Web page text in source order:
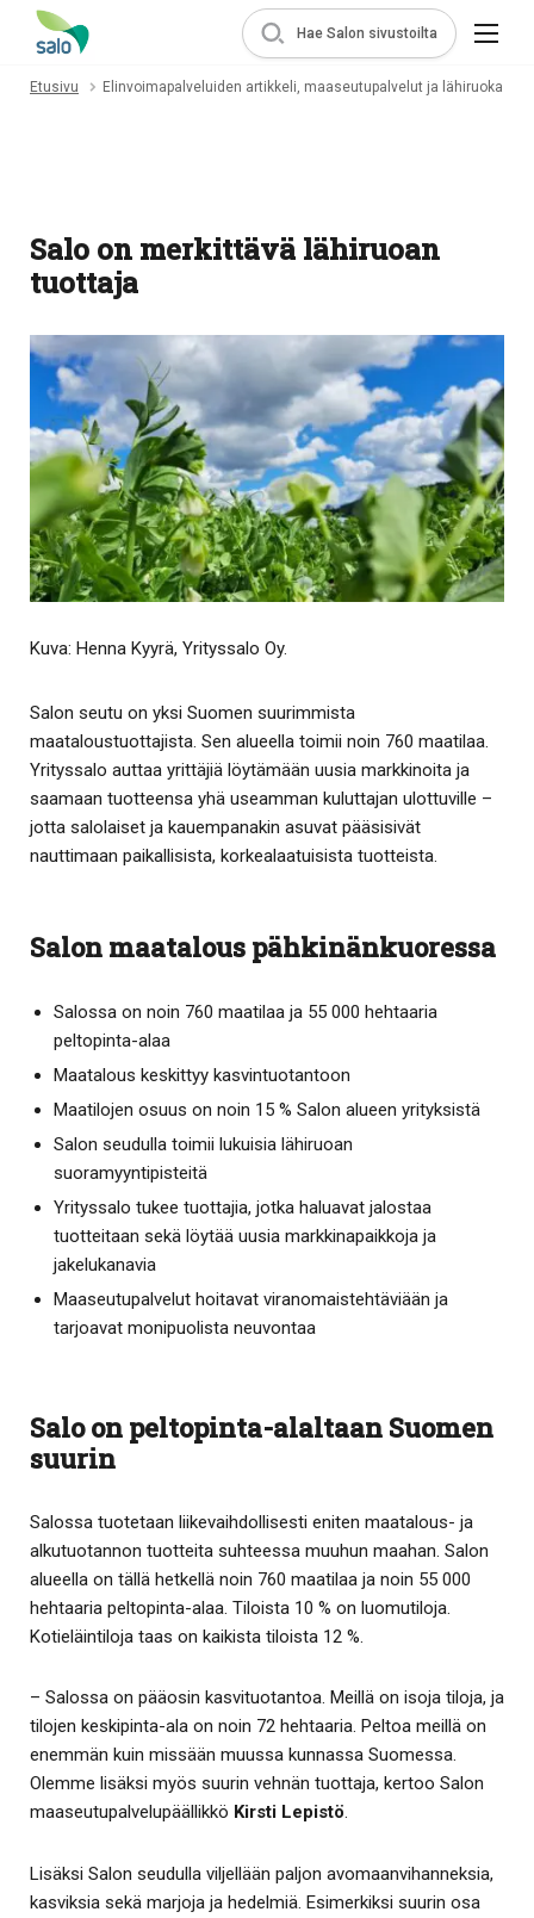
Hae Salon sivustoilta
Etusivu Elinvoimapalveluiden artikkeli, maaseutupalvelut ja lähiruoka
Salo on merkittävä lähiruoan
tuottaja
Kuva: Henna Kyyrä, Yrityssalo Oy.
Salon seutu on yksi Suomen suurimmista
maataloustuottajista. Sen alueella toimii noin 760 maatilaa.
Yrityssalo auttaa yrittäjiä löytämään uusia markkinoita ja
saamaan tuotteensa yhä useamman kuluttajan ulottuville –
jotta salolaiset ja kauempanakin asuvat pääsisivät
nauttimaan paikallisista, korkealaatuisista tuotteista.
Salon maatalous pähkinänkuoressa
Salossa on noin 760 maatilaa ja 55 000 hehtaaria
peltopinta-alaa
Maatalous keskittyy kasvintuotantoon
Maatilojen osuus on noin 15 % Salon alueen yrityksistä
Salon seudulla toimii lukuisia lähiruoan
suoramyyntipisteitä
Yrityssalo tukee tuottajia, jotka haluavat jalostaa
tuotteitaan sekä löytää uusia markkinapaikkoja ja
jakelukanavia
Maaseutupalvelut hoitavat viranomaistehtäviään ja
tarjoavat monipuolista neuvontaa
Salo on peltopinta-alaltaan Suomen
suurin
Salossa tuotetaan liikevaihdollisesti eniten maatalous- ja
alkutuotannon tuotteita suhteessa muuhun maahan. Salon
alueella on tällä hetkellä noin 760 maatilaa ja noin 55 000
hehtaaria peltopinta-alaa. Tiloista 10 % on luomutiloja.
Kotieläintiloja taas on kaikista tiloista 12 %.
– Salossa on pääosin kasvituotantoa. Meillä on isoja tiloja, ja
tilojen keskipinta-ala on noin 72 hehtaaria. Peltoa meillä on
enemmän kuin missään muussa kunnassa Suomessa.
Olemme lisäksi myös suurin vehnän tuottaja, kertoo Salon
maaseutupalvelupäällikkö Kirsti Lepistö.
Lisäksi Salon seudulla viljellään paljon avomaanvihanneksia,
kasviksia sekä marjoja ja hedelmiä. Esimerkiksi suurin osa